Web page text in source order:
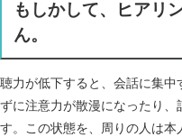
もしかして、ヒアリ
ん。
聴力が低下すると、会話に集中
ずに注意力が散漫になったり、
す。この状態を、周りの人は